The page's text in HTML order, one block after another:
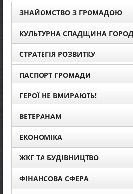
ЗНАЙОМСТВО З ГРОМАДОЮ
КУЛЬТУРНА СПАДЩИНА
СТРАТЕГІЯ РОЗВИТКУ
ПАСПОРТ ГРОМАДИ
ГЕРОЇ НЕ ВМИРАЮТЬ!
ВЕТЕРАНАМ
ЕКОНОМІКА
ЖКГ ТА БУДІВНИЦТВО
ФІНАНСОВА СФЕРА